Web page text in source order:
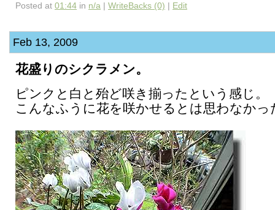
Posted at 01:44 in n/a | WriteBacks (0) | Edit
Feb 13, 2009
花盛りのシクラメン。
ピンクと白と殆ど咲き揃ったという感じ。
こんなふうに花を咲かせるとは思わなかっ